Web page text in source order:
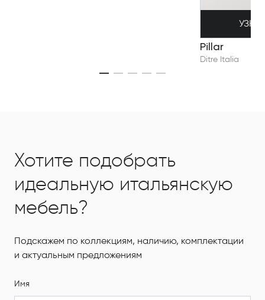
Pillar
Ditre Italia
Хотите подобрать
идеальную итальянскую
мебель?
Подскажем по коллекциям, наличию, комплектации
и актуальным предложениям
Имя